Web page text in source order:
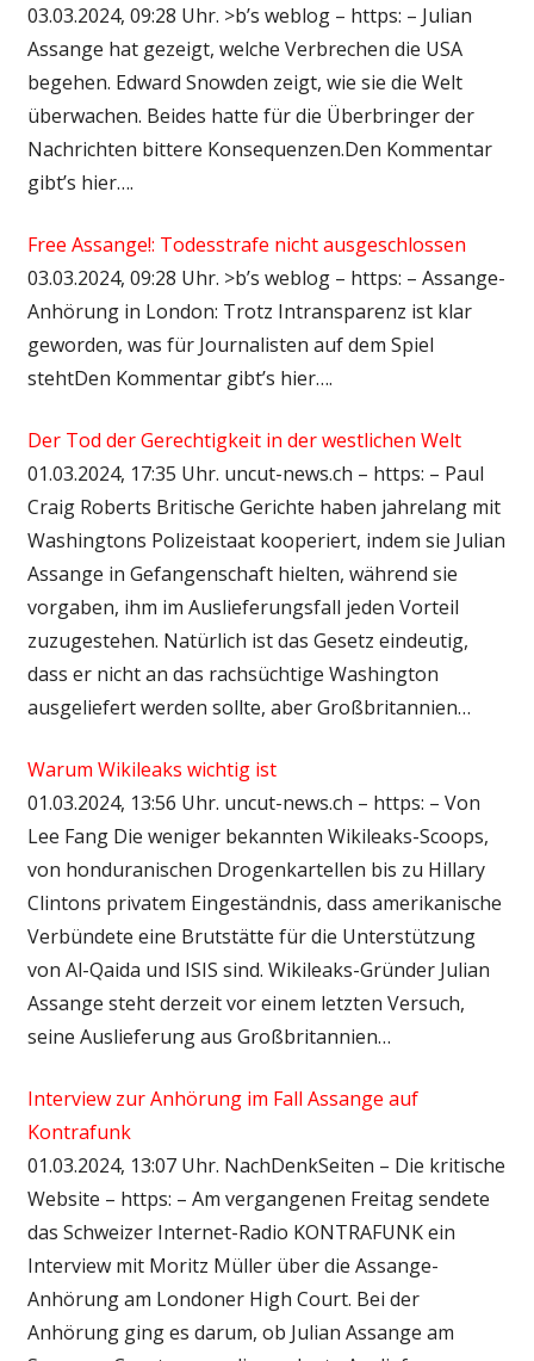
03.03.2024, 09:28 Uhr. >b’s weblog – https: – Julian
Assange hat gezeigt, welche Verbrechen die USA
begehen. Edward Snowden zeigt, wie sie die Welt
überwachen. Beides hatte für die Überbringer der
Nachrichten bittere Konsequenzen.Den Kommentar
gibt’s hier….
Free Assange!: Todesstrafe nicht ausgeschlossen
03.03.2024, 09:28 Uhr. >b’s weblog – https: – Assange-
Anhörung in London: Trotz Intransparenz ist klar
geworden, was für Journalisten auf dem Spiel
stehtDen Kommentar gibt’s hier….
Der Tod der Gerechtigkeit in der westlichen Welt
01.03.2024, 17:35 Uhr. uncut-news.ch – https: – Paul
Craig Roberts Britische Gerichte haben jahrelang mit
Washingtons Polizeistaat kooperiert, indem sie Julian
Assange in Gefangenschaft hielten, während sie
vorgaben, ihm im Auslieferungsfall jeden Vorteil
zuzugestehen. Natürlich ist das Gesetz eindeutig,
dass er nicht an das rachsüchtige Washington
ausgeliefert werden sollte, aber Großbritannien…
Warum Wikileaks wichtig ist
01.03.2024, 13:56 Uhr. uncut-news.ch – https: – Von
Lee Fang Die weniger bekannten Wikileaks-Scoops,
von honduranischen Drogenkartellen bis zu Hillary
Clintons privatem Eingeständnis, dass amerikanische
Verbündete eine Brutstätte für die Unterstützung
von Al-Qaida und ISIS sind. Wikileaks-Gründer Julian
Assange steht derzeit vor einem letzten Versuch,
seine Auslieferung aus Großbritannien…
Interview zur Anhörung im Fall Assange auf
Kontrafunk
01.03.2024, 13:07 Uhr. NachDenkSeiten – Die kritische
Website – https: – Am vergangenen Freitag sendete
das Schweizer Internet-Radio KONTRAFUNK ein
Interview mit Moritz Müller über die Assange-
Anhörung am Londoner High Court. Bei der
Anhörung ging es darum, ob Julian Assange am